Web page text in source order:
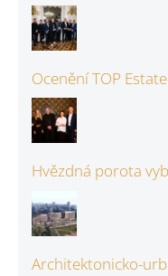
Ocenění TOP
Hvězdná porota
Architektonicko-